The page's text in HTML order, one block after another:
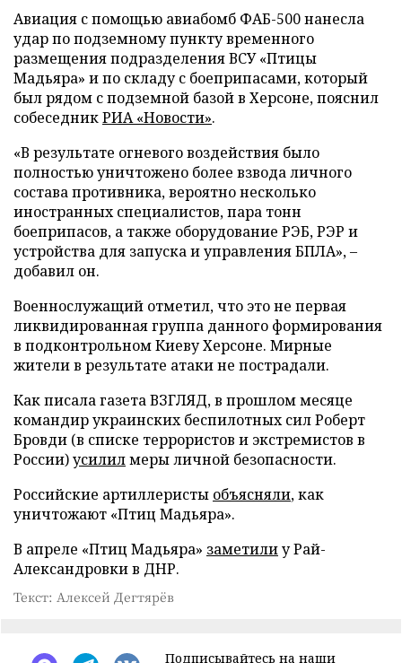
Авиация с помощью авиабомб ФАБ-500 нанесла
удар по подземному пункту временного
размещения подразделения ВСУ «Птицы
Мадьяра» и по складу с боеприпасами, который
был рядом с подземной базой в Херсоне, пояснил
собеседникРИА «Новости».
«В результате огневого воздействия было
полностью уничтожено более взвода личного
состава противника, вероятно несколько
иностранных специалистов, пара тонн
боеприпасов, а также оборудование РЭБ, РЭР и
устройства для запуска и управления БПЛА», –
добавил он.
Военнослужащий отметил, что это не первая
ликвидированная группа данного формирования
в подконтрольном Киеву Херсоне. Мирные
жители в результате атаки не пострадали.
Как писала газета ВЗГЛЯД, в прошлом месяце
командир украинских беспилотных сил Роберт
Бровди (в списке террористов и экстремистов в
России)усилилмеры личной безопасности.
Российские артиллеристы объясняли, как
уничтожают «Птиц Мадьяра».
В апреле «Птиц Мадьяра» заметилиу Рай-
Александровки в ДНР.
Текст: Алексей Дегтярёв
Подписывайтесь на наши